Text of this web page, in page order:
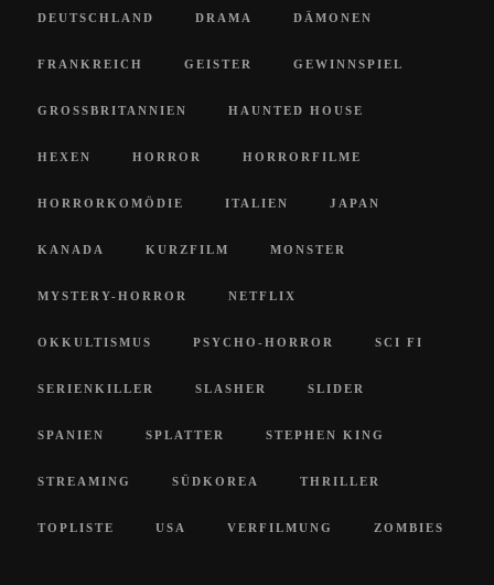
DEUTSCHLAND DRAMA DÄMONEN
FRANKREICH GEISTER GEWINNSPIEL
GROSSBRITANNIEN HAUNTED HOUSE
HEXEN HORROR HORRORFILME
HORRORKOMÖDIE ITALIEN JAPAN
KANADA KURZFILM MONSTER
MYSTERY-HORROR NETFLIX
OKKULTISMUS PSYCHO-HORROR SCI FI
SERIENKILLER SLASHER SLIDER
SPANIEN SPLATTER STEPHEN KING
STREAMING SÜDKOREA THRILLER
TOPLISTE USA VERFILMUNG ZOMBIES